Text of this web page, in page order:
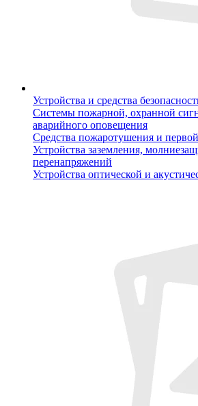
Устройства и средства
Системы пожарной, охранной
аварийного оповещения
Средства пожаротушения и
Устройства заземления,
перенапряжений
Устройства оптической и